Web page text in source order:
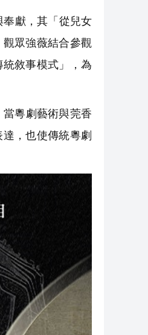
獻，其「從兒女
眾強薇結合參觀
敘事模式」，為
粵劇藝術與莞香
，也使傳統粵劇